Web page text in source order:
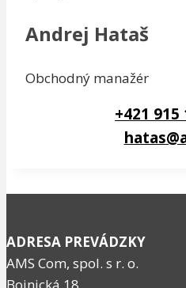
Andrej Hataš
Obchodný manažér
+421 915
ADRESA PREVÁDZKY
AMS Com, spol. s r. o.